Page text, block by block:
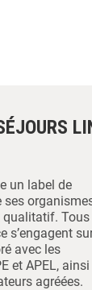
un label de
ses
qualitatif. Tous
s’engagent
avec les
et APEL, ainsi
agréées.